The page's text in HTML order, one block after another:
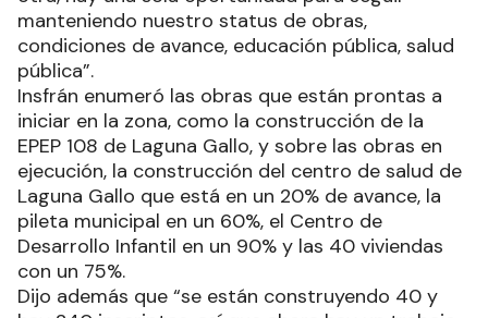
manteniendo nuestro status de obras,
condiciones de avance, educación pública, salud
pública”.
Insfrán enumeró las obras que están prontas a
iniciar en la zona, como la construcción de la
EPEP 108 de Laguna Gallo, y sobre las obras en
ejecución, la construcción del centro de salud de
Laguna Gallo que está en un 20% de avance, la
pileta municipal en un 60%, el Centro de
Desarrollo Infantil en un 90% y las 40 viviendas
con un 75%.
Dijo además que “se están construyendo 40 y